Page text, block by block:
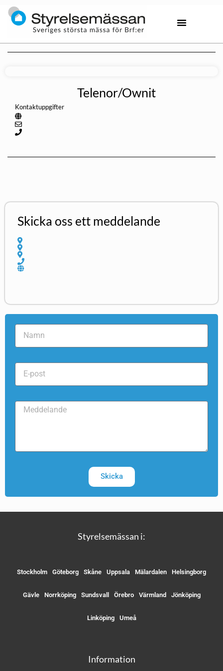
Telenor/Ownit
Kontaktuppgifter
Skicka oss ett meddelande
Skicka
Styrelsemässan i:
Stockholm Göteborg Skåne Uppsala Mälardalen Helsingborg
Gävle Norrköping Sundsvall Örebro Värmland Jönköping
Linköping Umeå
Information